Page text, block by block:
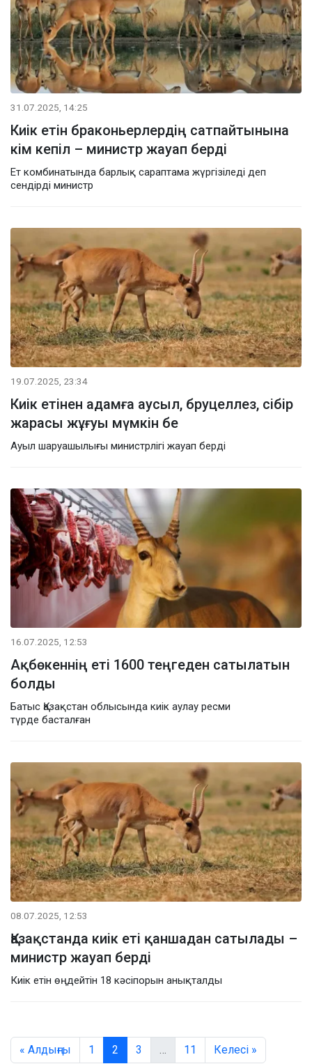
31.07.2025, 14:25
Киік етін браконьерлердің сатпайтынына
кім кепіл – министр жауап берді
Ет комбинатында барлық сараптама жүргізіледі деп
сендірді министр
19.07.2025, 23:34
Киік етінен адамға аусыл, бруцеллез, сібір
жарасы жұғуы мүмкін бе
Ауыл шаруашылығы министрлігі жауап берді
16.07.2025, 12:53
Ақбөкеннің еті 1600 теңгеден сатылатын
болды
Батыс Қазақстан облысында киік аулау ресми
түрде басталған
08.07.2025, 12:53
Қазақстанда киік еті қаншадан сатылады –
министр жауап берді
Киік етін өңдейтін 18 кәсіпорын анықталды
« Алдыңғы 1 2 3 11 Келесі »